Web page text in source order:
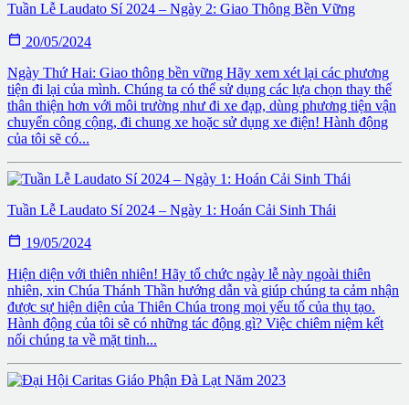
Tuần Lễ Laudato Sí 2024 – Ngày 2: Giao Thông Bền Vững
 20/05/2024
Ngày Thứ Hai: Giao thông bền vững Hãy xem xét lại các phương
tiện đi lại của mình. Chúng ta có thể sử dụng các lựa chọn thay thế
thân thiện hơn với môi trường như đi xe đạp, dùng phương tiện vận
chuyển công cộng, đi chung xe hoặc sử dụng xe điện! Hành động
của tôi sẽ có...
Tuần Lễ Laudato Sí 2024 – Ngày 1: Hoán Cải Sinh Thái
 19/05/2024
Hiện diện với thiên nhiên! Hãy tổ chức ngày lễ này ngoài thiên
nhiên, xin Chúa Thánh Thần hướng dẫn và giúp chúng ta cảm nhận
được sự hiện diện của Thiên Chúa trong mọi yếu tố của thụ tạo.
Hành động của tôi sẽ có những tác động gì? Việc chiêm niệm kết
nối chúng ta về mặt tinh...